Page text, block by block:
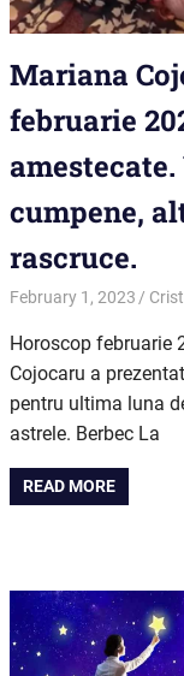
Mariana
februarie
cumpene,
rascruce.
February 1, 2023
Horoscop februarie
Cojocaru a
pentru ultima luna
astrele. Berbec La
READ MORE